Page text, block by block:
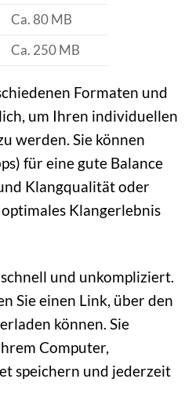
Ca. 80 MB
Ca. 250 MB
Formaten und
um Ihren individuellen
werden. Sie können
für eine gute Balance
Klangqualität oder
Klangerlebnis
und unkompliziert.
Sie einen Link, über den
können. Sie
Computer,
speichern und jederzeit